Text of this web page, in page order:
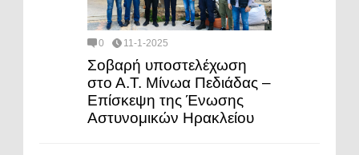
0 11-1-2025
Σοβαρή υποστελέχωση
στο Α.Τ. Μίνωα Πεδιάδας –
Επίσκεψη της Ένωσης
Αστυνομικών Ηρακλείου